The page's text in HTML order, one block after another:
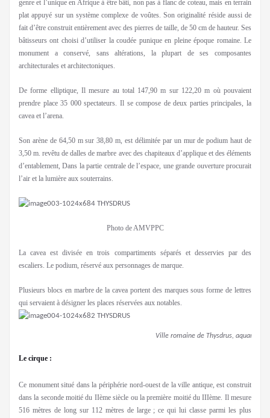
genre et l’unique en Afrique à être bâti, non pas à flanc de coteau, mais en terrain
plat appuyé sur un système complexe de voûtes. Son originalité réside aussi de
fait d’être construit entièrement avec des pierres de taille, de 50 cm de hauteur. Ses
bâtisseurs ont choisi d’utiliser la coudée punique en pleine époque romaine. Le
monument a conservé, sans altérations, la plupart de ses composantes
architecturales et architectoniques.
De forme elliptique, Il mesure au total 147,90 m sur 122,20 m où pouvaient
prendre place 35 000 spectateurs. Il se compose de deux parties principales, la
cavea et l’arena.
Son arène de 64,50 m sur 38,80 m, est délimitée par un mur de podium haut de
3,50 m. revêtu de dalles de marbre avec des chapiteaux d’applique et des éléments
d’entablement, Dans la partie centrale de l’espace, une grande ouverture procurait
l’air et la lumière aux souterrains.
Photo de AMVPPC
La cavea est divisée en trois compartiments séparés et desservies par des
escaliers. Le podium, réservé aux personnages de marque.
Plusieurs blocs en marbre de la cavea portent des marques sous forme de lettres
qui servaient à désigner les places réservées aux notables.
Ville romaine de Thysdrus, aquarelle
Le cirque :
Ce monument situé dans la périphérie nord-ouest de la ville antique, est construit
dans la seconde moitié du IIème siècle ou la première moitié du IIIème. Il mesure
516 mètres de long sur 112 mètres de large ; ce qui lui classe parmi les plus